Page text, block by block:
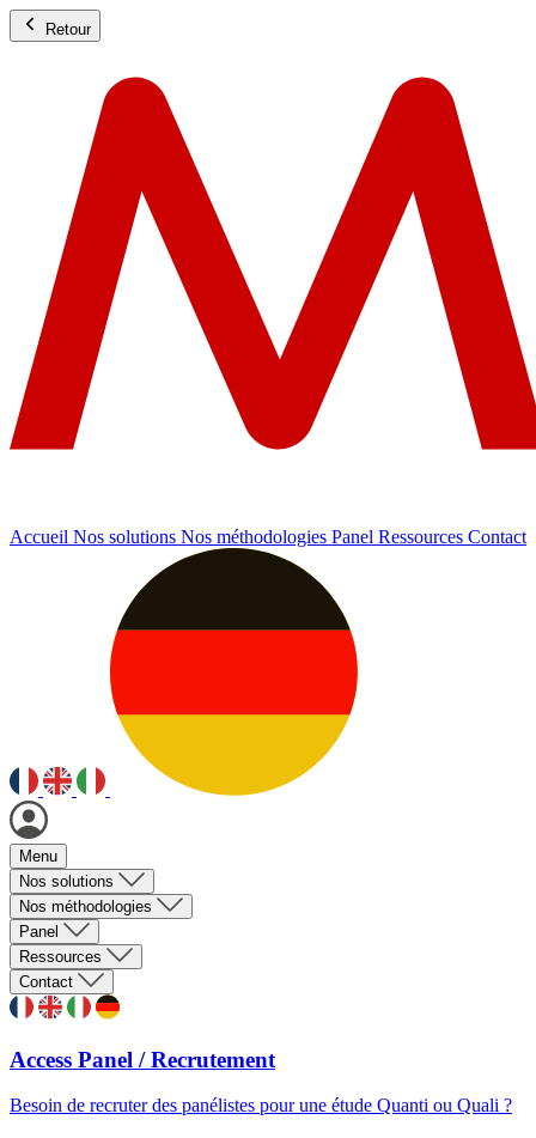
Retour
Accueil Nos solutions Nos méthodologies Panel Ressources Contact
Menu
Nos solutions
Nos méthodologies
Panel
Ressources
Contact
Access Panel / Recrutement
Besoin de recruter des panélistes pour une étude Quanti ou Quali ?